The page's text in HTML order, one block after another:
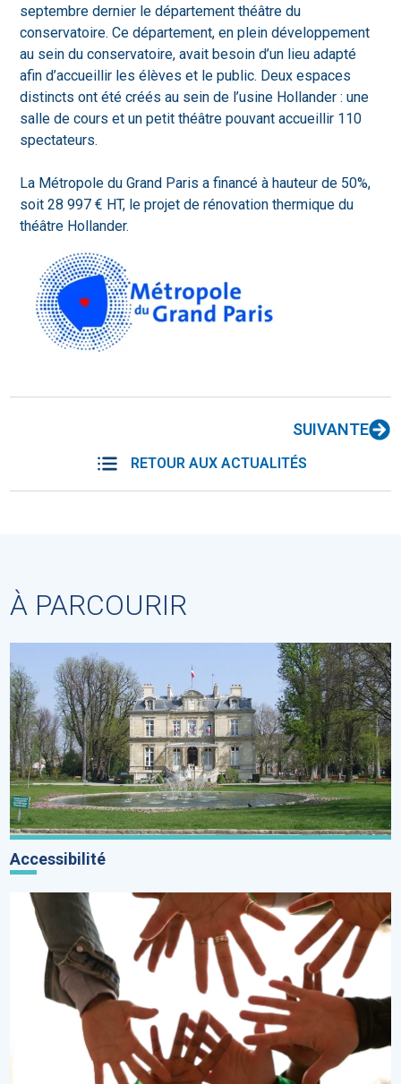
septembre dernier le département théâtre du
conservatoire. Ce département, en plein développement
au sein du conservatoire, avait besoin d’un lieu adapté
afin d’accueillir les élèves et le public. Deux espaces
distincts ont été créés au sein de l’usine Hollander : une
salle de cours et un petit théâtre pouvant accueillir 110
spectateurs.
La Métropole du Grand Paris a financé à hauteur de 50%,
soit 28 997 € HT, le projet de rénovation thermique du
théâtre Hollander.
SUIVANTE
RETOUR AUX ACTUALITÉS
À PARCOURIR
Accessibilité